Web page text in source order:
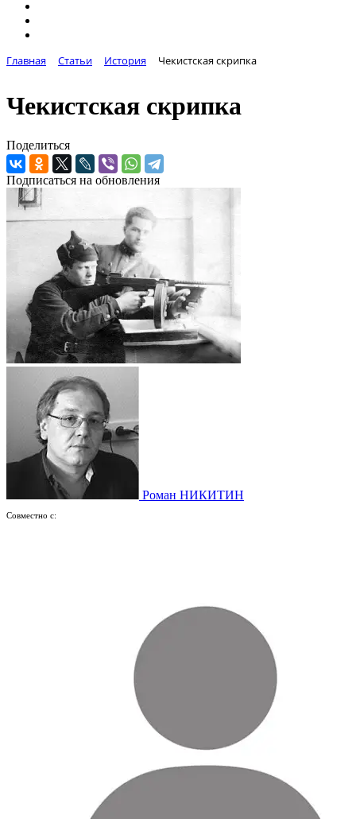
Главная Статьи История Чекистская скрипка
Чекистская скрипка
Поделиться
Подписаться на обновления
Роман НИКИТИН
Совместно с: